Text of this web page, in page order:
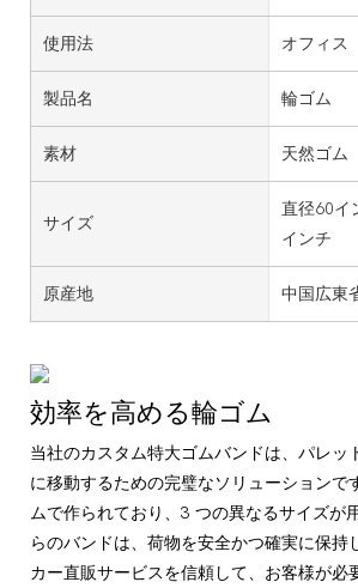
使用法 オフィス
製品名 輪ゴム
素材 天然ゴム
サイズ
直径60イ
インチ
原産地 中国広東
効率を高める輪ゴム
当社のカスタム特大ゴムバンドは、パレッ
に移動するための完璧なソリューションで
ムで作られており、3 つの異なるサイズが
らのバンドは、荷物を安全かつ確実に保持
カー直販サービスを信頼して、お客様が必